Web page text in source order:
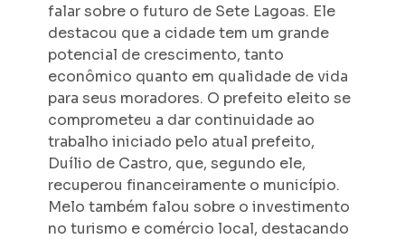
falar sobre o futuro de Sete Lagoas. Ele
destacou que a cidade tem um grande
potencial de crescimento, tanto
econômico quanto em qualidade de vida
para seus moradores. O prefeito eleito se
comprometeu a dar continuidade ao
trabalho iniciado pelo atual prefeito,
Duílio de Castro, que, segundo ele,
recuperou financeiramente o município.
Melo também falou sobre o investimento
no turismo e comércio local, destacando